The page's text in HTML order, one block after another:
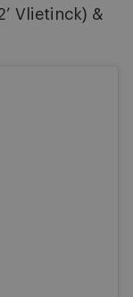
Vlietinck) &